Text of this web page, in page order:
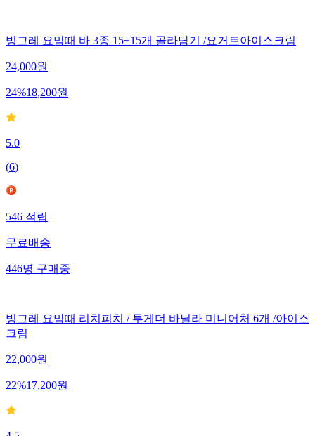
빙그레 요맘때 바 3종 15+15개 골라담기 /요거트아이스크림
24,000원
24%18,200원
5.0
(6)
546적립
무료배송
446명구매중
빙그레 요맘때 리치피치 / 투게더 바닐라 미니어처 6개 /아이스
크림
22,000원
22%17,200원